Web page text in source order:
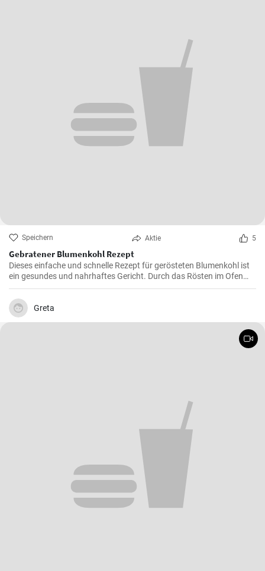
Speichern Aktie 5
Gebratener Blumenkohl Rezept
Dieses einfache und schnelle Rezept für gerösteten Blumenkohl ist
ein gesundes und nahrhaftes Gericht. Durch das Rösten im Ofen
erhält der Blumenkohl einen wunderbar süßen und nussigen
Geschmack. Servieren Sie ihn als Beilage oder als Hauptgericht.
Greta